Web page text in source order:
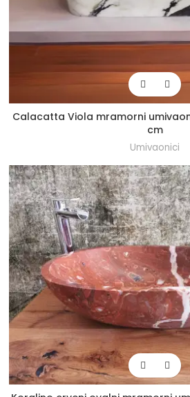
Calacatta Viola mramorni
cm
Umivaonici